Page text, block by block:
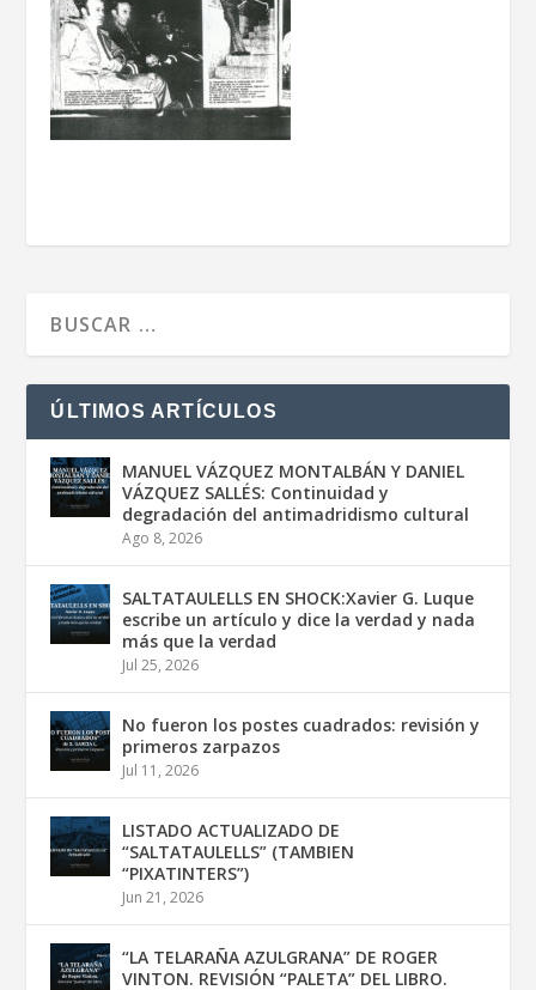
ÚLTIMOS ARTÍCULOS
MANUEL VÁZQUEZ MONTALBÁN Y DANIEL
VÁZQUEZ SALLÉS: Continuidad y
degradación del antimadridismo cultural
Ago 8, 2026
SALTATAULELLS EN SHOCK:Xavier G. Luque
escribe un artículo y dice la verdad y nada
más que la verdad
Jul 25, 2026
No fueron los postes cuadrados: revisión y
primeros zarpazos
Jul 11, 2026
LISTADO ACTUALIZADO DE
“SALTATAULELLS” (TAMBIEN
“PIXATINTERS”)
Jun 21, 2026
“LA TELARAÑA AZULGRANA” DE ROGER
VINTON. REVISIÓN “PALETA” DEL LIBRO.